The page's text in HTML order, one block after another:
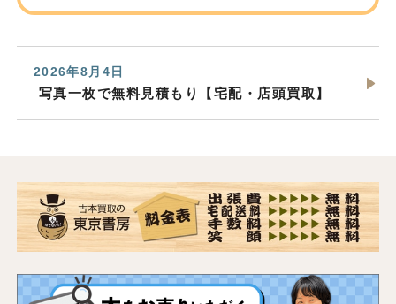
2026年8月4日
写真一枚で無料見積もり【宅配・店頭買取】